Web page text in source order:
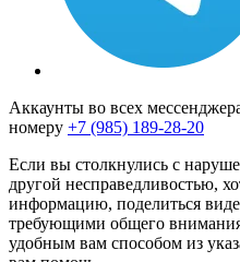
Аккаунты во всех
номеру +7 (985) 189-28-20
Если вы столкнулись с
другой несправедливостью,
информацию, поделиться
требующими общего
удобным вам способом из